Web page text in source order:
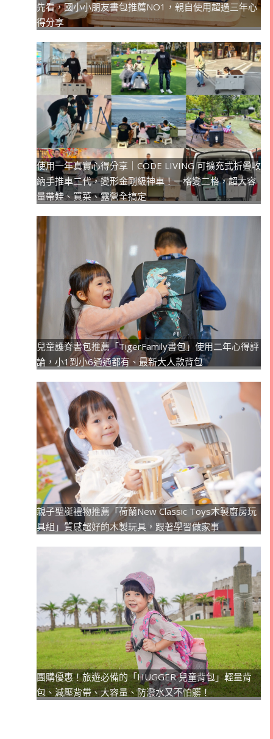
先看，國小小朋友書包推薦NO1，親自使用超過三年心
得分享
使用一年真實心得分享｜CODE LIVING 可擴充式折疊收
納手推車二代，變形金剛級神車！一格變二格，超大容
量帶娃、買菜、露營全搞定
兒童護脊書包推薦「TigerFamily書包」使用二年心得評
論，小1到小6通通都有、最新大人款背包
親子聖誕禮物推薦「荷蘭New Classic Toys木製廚房玩
具組」質感超好的木製玩具，跟著學習做家事
團購優惠！旅遊必備的「HUGGER 兒童背包」輕量背
包、減壓背帶、大容量、防潑水又不怕髒！